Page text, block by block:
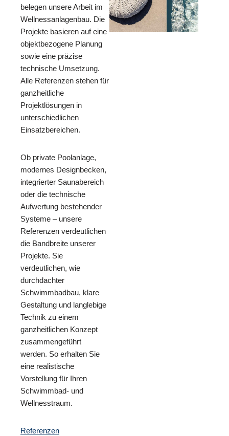
belegen unsere Arbeit im
Wellnessanlagenbau. Die
Projekte basieren auf eine
objektbezogene Planung
sowie eine präzise
technische Umsetzung.
Alle Referenzen stehen für
ganzheitliche
Projektlösungen in
unterschiedlichen
Einsatzbereichen.
Ob private Poolanlage,
modernes Designbecken,
integrierter Saunabereich
oder die technische
Aufwertung bestehender
Systeme – unsere
Referenzen verdeutlichen
die Bandbreite unserer
Projekte. Sie
verdeutlichen, wie
durchdachter
Schwimmbadbau, klare
Gestaltung und langlebige
Technik zu einem
ganzheitlichen Konzept
zusammengeführt
werden. So erhalten Sie
eine realistische
Vorstellung für Ihren
Schwimmbad- und
Wellnesstraum.
Referenzen